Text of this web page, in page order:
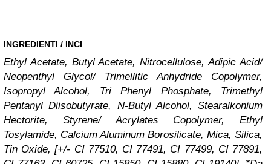
INGREDIENTI / INCI
Ethyl Acetate, Butyl Acetate, Nitrocellulose, Adipic Acid/
Neopenthyl Glycol/ Trimellitic Anhydride Copolymer,
Isopropyl Alcohol, Tri Phenyl Phosphate, Trimethyl
Pentanyl Diisobutyrate, N-Butyl Alcohol, Stearalkonium
Hectorite, Styrene/ Acrylates Copolymer, Ethyl
Tosylamide, Calcium Aluminum Borosilicate, Mica, Silica,
Tin Oxide, [+/- CI 77510, CI 77491, CI 77499, CI 77891,